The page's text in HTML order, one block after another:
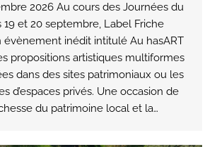
2026 Au cours des Journées du
19 et 20 septembre, Label Friche
évènement inédit intitulé Au hasART
propositions artistiques multiformes
dans des sites patrimoniaux ou les
d’espaces privés. Une occasion de
du patrimoine local et la…